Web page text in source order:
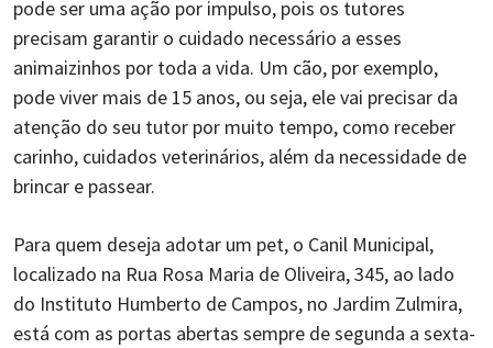
pode ser uma ação por impulso, pois os tutores
precisam garantir o cuidado necessário a esses
animaizinhos por toda a vida. Um cão, por exemplo,
pode viver mais de 15 anos, ou seja, ele vai precisar da
atenção do seu tutor por muito tempo, como receber
carinho, cuidados veterinários, além da necessidade de
brincar e passear.
Para quem deseja adotar um pet, o Canil Municipal,
localizado na Rua Rosa Maria de Oliveira, 345, ao lado
do Instituto Humberto de Campos, no Jardim Zulmira,
está com as portas abertas sempre de segunda a sexta-